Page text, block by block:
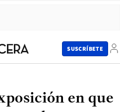
SUSCRÍBETE
en que